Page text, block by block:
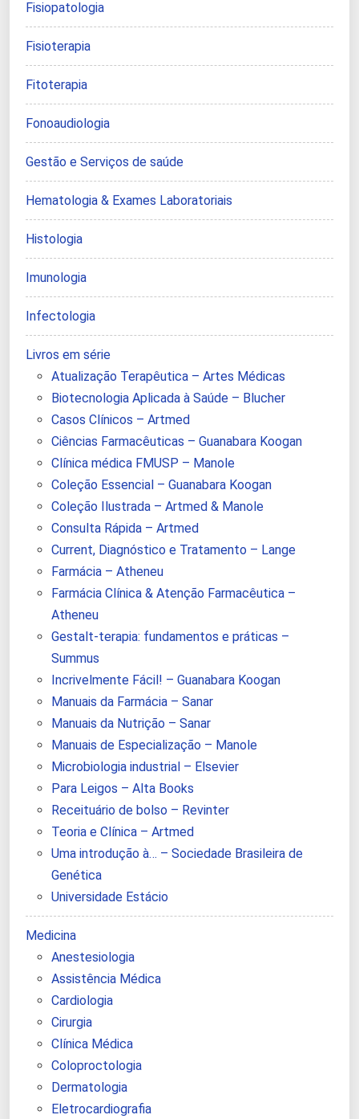
Fisiopatologia
Fisioterapia
Fitoterapia
Fonoaudiologia
Gestão e Serviços de saúde
Hematologia & Exames Laboratoriais
Histologia
Imunologia
Infectologia
Livros em série
Atualização Terapêutica – Artes Médicas
Biotecnologia Aplicada à Saúde – Blucher
Casos Clínicos – Artmed
Ciências Farmacêuticas – Guanabara Koogan
Clínica médica FMUSP – Manole
Coleção Essencial – Guanabara Koogan
Coleção Ilustrada – Artmed & Manole
Consulta Rápida – Artmed
Current, Diagnóstico e Tratamento – Lange
Farmácia – Atheneu
Farmácia Clínica & Atenção Farmacêutica –
Atheneu
Gestalt-terapia: fundamentos e práticas –
Summus
Incrivelmente Fácil! – Guanabara Koogan
Manuais da Farmácia – Sanar
Manuais da Nutrição – Sanar
Manuais de Especialização – Manole
Microbiologia industrial – Elsevier
Para Leigos – Alta Books
Receituário de bolso – Revinter
Teoria e Clínica – Artmed
Uma introdução à… – Sociedade Brasileira de
Genética
Universidade Estácio
Medicina
Anestesiologia
Assistência Médica
Cardiologia
Cirurgia
Clínica Médica
Coloproctologia
Dermatologia
Eletrocardiografia